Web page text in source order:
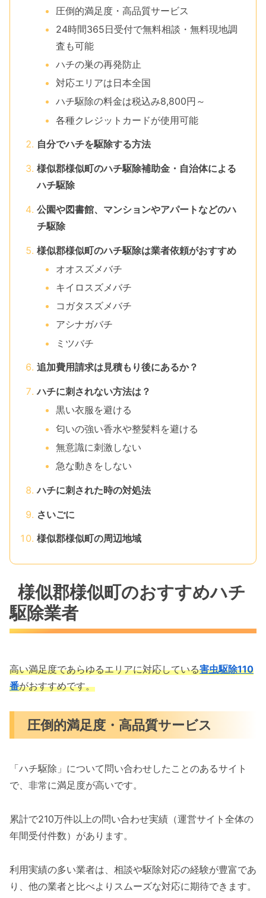
圧倒的満足度・高品質サービス
24時間365日受付で無料相談・無料現地調
査も可能
ハチの巣の再発防止
対応エリアは日本全国
ハチ駆除の料金は税込み8,800円～
各種クレジットカードが使用可能
自分でハチを駆除する方法
様似郡様似町のハチ駆除補助金・自治体による
ハチ駆除
公園や図書館、マンションやアパートなどのハ
チ駆除
様似郡様似町のハチ駆除は業者依頼がおすすめ
オオスズメバチ
キイロスズメバチ
コガタスズメバチ
アシナガバチ
ミツバチ
追加費用請求は見積もり後にあるか？
ハチに刺されない方法は？
黒い衣服を避ける
匂いの強い香水や整髪料を避ける
無意識に刺激しない
急な動きをしない
ハチに刺された時の対処法
さいごに
様似郡様似町の周辺地域
様似郡様似町のおすすめハチ
駆除業者
高い満足度であらゆるエリアに対応している害虫駆除110
番がおすすめです。
圧倒的満足度・高品質サービス
「ハチ駆除」について問い合わせしたことのあるサイト
で、非常に満足度が高いです。
累計で210万件以上の問い合わせ実績（運営サイト全体の
年間受付件数）があります。
利用実績の多い業者は、相談や駆除対応の経験が豊富であ
り、他の業者と比べよりスムーズな対応に期待できます。